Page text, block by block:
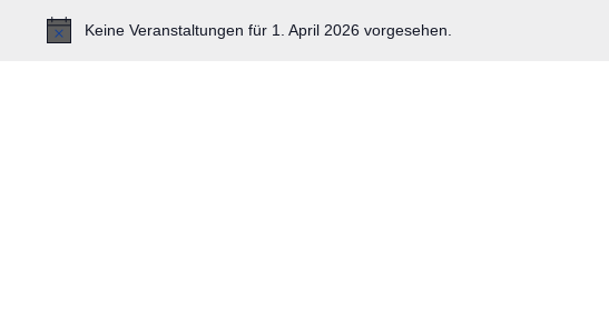
Hinweis
Keine Veranstaltungen für 1. April 2026 vorgesehen.